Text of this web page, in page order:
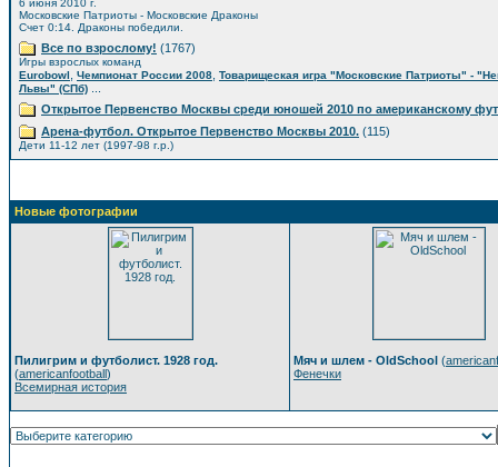
6 июня 2010 г.
Московские Патриоты - Московские Драконы
Счет 0:14. Драконы победили.
Все по взрослому! (1767)
Игры взрослых команд
Eurobowl
Чемпионат России 2008 Товарищеская игра "Московские Патриоты" -
Львы" (СПб)
Открытое Первенство Москвы среди юношей 2010 по американскому
Арена-футбол. Открытое Первенство Москвы 2010. (115)
Дети 11-12 лет (1997-98 г.р.)
Новые фотографии
Пилигрим и футболист. 1928 год.
(americanfootball)
Всемирная история
Мяч и шлем - OldSchool (
Фенечки